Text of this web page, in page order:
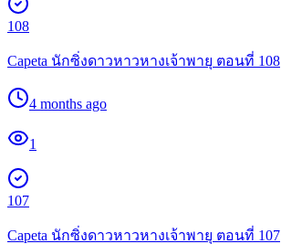
108
Capeta นักซิ่งดาวหาวหางเจ้าพายุ ตอนที่ 108
4 months ago
1
107
Capeta นักซิ่งดาวหาวหางเจ้าพายุ ตอนที่ 107